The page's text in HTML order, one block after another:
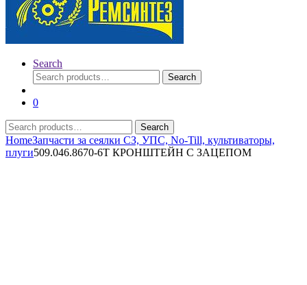
Search
Search
for:
Search
0
Search
for:
Search
HomeЗапчасти за сеялки СЗ, УПС, No-Till, культиваторы,
плуги509.046.8670-6Т КРОНШТЕЙН C ЗАЦЕПОМ